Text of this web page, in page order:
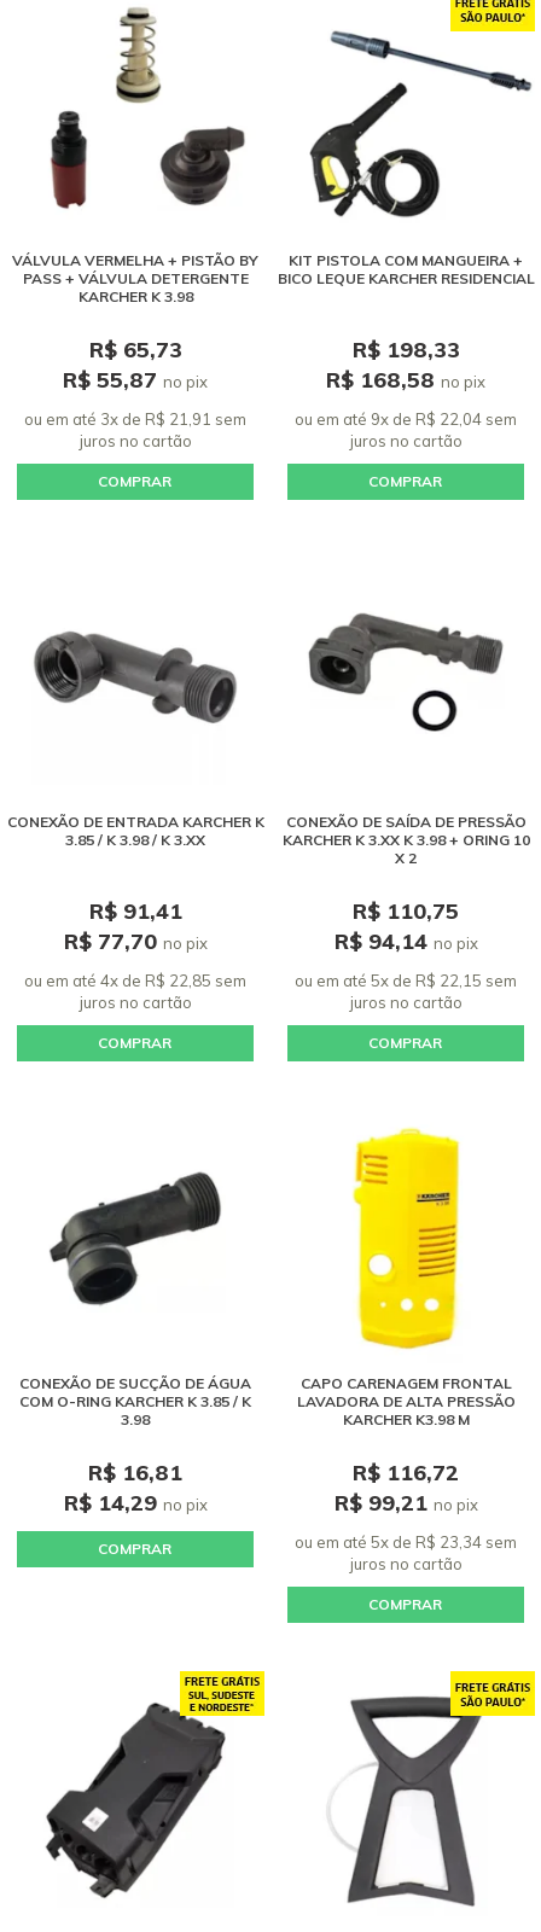
VÁLVULA VERMELHA + PISTÃO BY
PASS + VÁLVULA DETERGENTE
KARCHER K 3.98
R$ 65,73
R$ 55,87 no pix
ou em até 3x de R$ 21,91 sem
juros no cartão
COMPRAR
KIT PISTOLA COM MANGUEIRA +
BICO LEQUE KARCHER RESIDENCIAL
R$ 198,33
R$ 168,58 no pix
ou em até 9x de R$ 22,04 sem
juros no cartão
COMPRAR
CONEXÃO DE ENTRADA KARCHER K
3.85 / K 3.98 / K 3.XX
R$ 91,41
R$ 77,70 no pix
ou em até 4x de R$ 22,85 sem
juros no cartão
COMPRAR
CONEXÃO DE SAÍDA DE PRESSÃO
KARCHER K 3.XX K 3.98 + ORING 10
X 2
R$ 110,75
R$ 94,14 no pix
ou em até 5x de R$ 22,15 sem
juros no cartão
COMPRAR
CONEXÃO DE SUCÇÃO DE ÁGUA
COM O-RING KARCHER K 3.85 / K
3.98
R$ 16,81
R$ 14,29 no pix
COMPRAR
CAPO CARENAGEM FRONTAL
LAVADORA DE ALTA PRESSÃO
KARCHER K3.98 M
R$ 116,72
R$ 99,21 no pix
ou em até 5x de R$ 23,34 sem
juros no cartão
COMPRAR